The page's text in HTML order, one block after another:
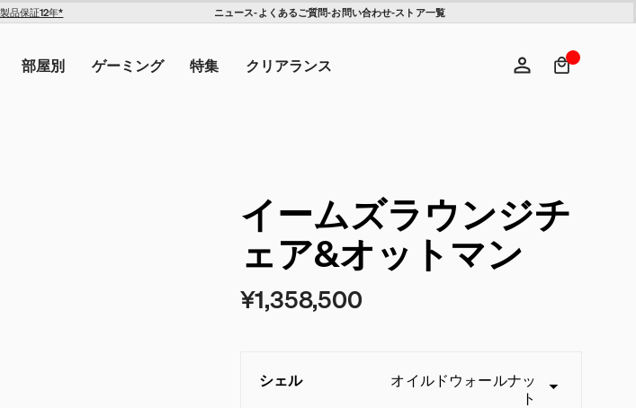
製品保証12年* ニュース- よくあるご質問-お問い合わせ-ストア一覧
検索ヘ
部屋別 ゲーミング 特集 クリアランス
イームズラウンジチ
ェア&オットマン
¥1,358,500
シェル
オイルドウォールナッ
ト